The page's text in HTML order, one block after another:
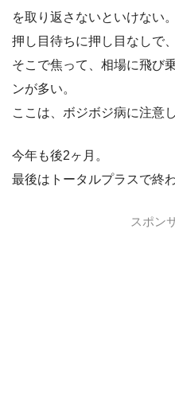
を取り返さないといけない。
押し目待ちに押し目なしで
そこで焦って、相場に飛び
ンが多い。
ここは、ボジボジ病に注意
今年も後2ヶ月。
最後はトータルプラスで終
スポン